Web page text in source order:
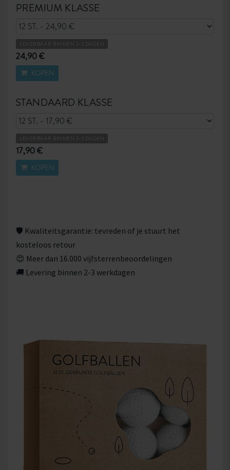
PREMIUM KLASSE
LEVERBAAR BINNEN 2-3 DAGEN
24,90 €
KOPEN
STANDAARD KLASSE
LEVERBAAR BINNEN 2-3 DAGEN
17,90 €
KOPEN
🛡 Kwaliteitsgarantie: tevreden of je stuurt het
kosteloos retour
😍 Meer dan 16.000 vijfsterrenbeoordelingen
🚚 Levering binnen 2-3 werkdagen